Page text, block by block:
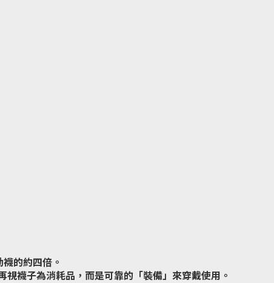
的約四倍。
襪子為消耗品，而是可靠的「裝備」來穿戴使用。